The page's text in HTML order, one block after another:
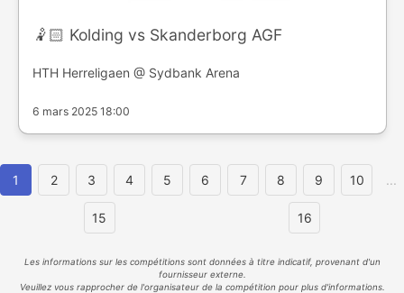
🤾🏻 Kolding vs Skanderborg AGF
HTH Herreligaen @ Sydbank Arena
6 mars 2025 18:00
1 2 3 4 5 6 7 8 9 10 ...
15 16
Les informations sur les compétitions sont données à titre indicatif, provenant d'un
fournisseur externe.
Veuillez vous rapprocher de l'organisateur de la compétition pour plus d'informations.